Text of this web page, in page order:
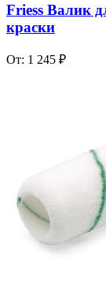
Friess Валик
краски
От: 1 245 ₽